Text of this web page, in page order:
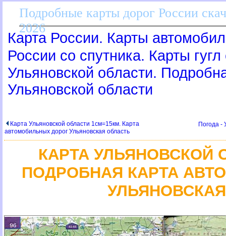
Подробные карты дорог России
2026
Карта России. Карты
России со спутника. Карты
Ульяновской области.
Ульяновской области
Карта Ульяновской области 1см=15км. Карта
автомобильных дорог Ульяновская область
Погода -
КАРТА УЛЬЯНОВСКОЙ
ПОДРОБНАЯ КАРТА